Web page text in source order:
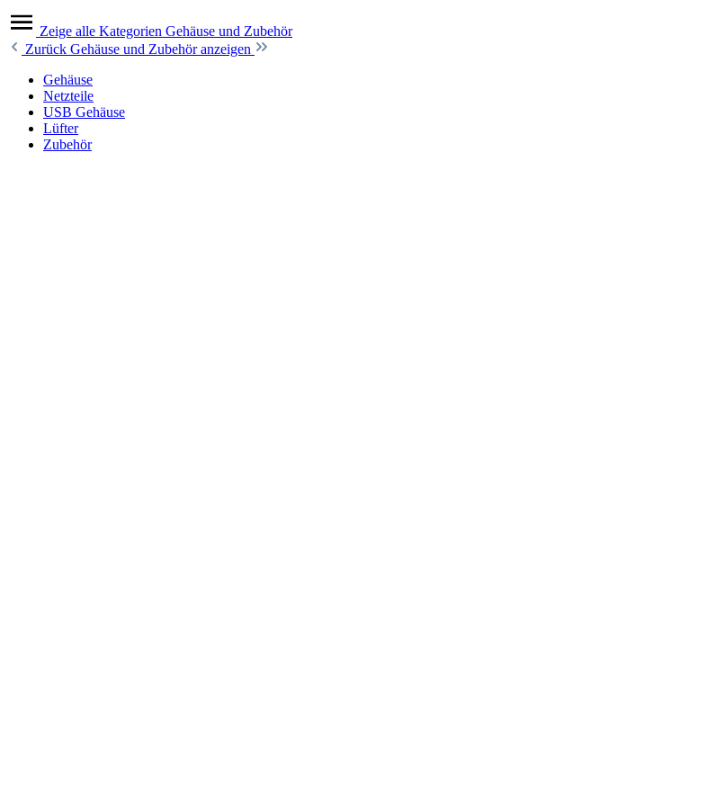
Zeige alle Kategorien Gehäuse und Zubehör
Zurück Gehäuse und Zubehör anzeigen
Gehäuse
Netzteile
USB Gehäuse
Lüfter
Zubehör